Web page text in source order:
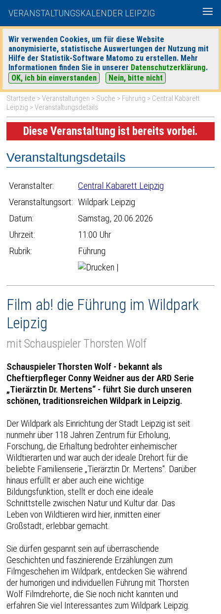
VERANSTALTUNGSKALENDER LEIPZIG
Wir verwenden Cookies, um für diese Website
anonymisierte, statistische Auswertungen der Nutzung mit
Hilfe der Statistik-Software Matomo zu erstellen. Mehr
Informationen finden Sie in unserer Datenschutzerklärung.
OK, ich bin einverstanden
Nein, bitte nicht
heute|morgen| Detaillierte Suche
Startseite >Veranstaltungen > Suche > Führung > Central Kabarett
Leipzig > Veranstaltungsdetails
Diese Veranstaltung ist bereits vorbei.
Veranstaltungsdetails
Veranstalter:
Central Kabarett Leipzig
Veranstaltungsort: Wildpark Leipzig
Datum:
Samstag, 20.06.2026
Uhrzeit:
11:00 Uhr
Rubrik:
Führung
|
Film ab! die Führung im Wildpark
Leipzig
mit Schauspieler Thorsten Wolf
Schauspieler Thorsten Wolf - bekannt als
Cheftierpfleger Conny Weidner aus der ARD Serie
„Tierärztin Dr. Mertens“ - führt Sie durch unseren
schönen, traditionsreichen Wildpark in Leipzig.
Der Wildpark als Einrichtung der Stadt Leipzig ist seit
nunmehr über 118 Jahren Zentrum für Erholung,
Forschung, die Erhaltung bedrohter einheimischer
Wildtierarten und war auch der ideale Drehort für die
beliebte Familienserie „Tierärztin Dr. Mertens“. Darüber
hinaus erfüllt er aber auch eine wichtige
Bildungsfunktion, stellt er doch eine ideale
Schnittstelle zwischen Natur und Kultur dar. Das
Leben von Wildtieren wird hier, inmitten einer
Großstadt, erlebbar gemacht.
Sie dürfen gespannt sein auf überraschende
Geschichten und faszinierende Erzählungen zum
Filmgeschehen im Wildpark, entdecken Sie während
der humorigen und individuellen Führung mit Thorsten
Wolf Filmdrehorte, die Sie noch nicht kannten und
erfahren Sie viel Interessantes zum Wildpark Leipzig.